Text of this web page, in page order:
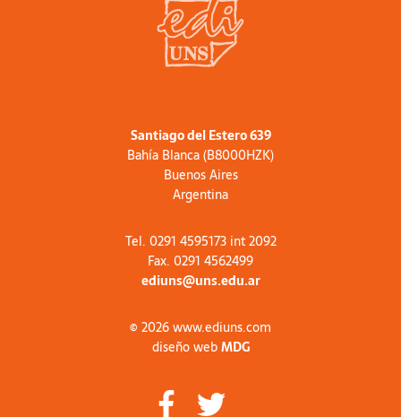
Santiago del Estero 639
Bahía Blanca (B8000HZK)
Buenos Aires
Argentina
Tel. 0291 4595173 int 2092
Fax. 0291 4562499
ediuns@uns.edu.ar
© 2026 www.ediuns.com
diseño webMDG